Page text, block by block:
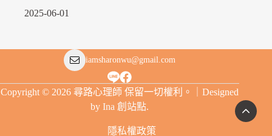
2025-06-01
iamsharonwu@gmail.com
Copyright © 2026 尋路心理師 保留一切權利。｜Designed
byIna 創站點.
隱私權政策